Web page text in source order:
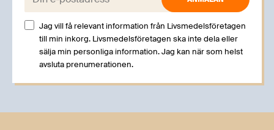
Jag vill få relevant information från Livsmedelsföretagen
till min inkorg. Livsmedelsföretagen ska inte dela eller
sälja min personliga information. Jag kan när som helst
avsluta prenumerationen.